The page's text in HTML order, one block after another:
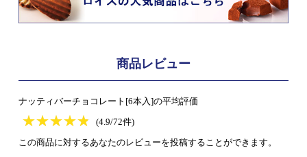
商品レビュー
ナッティバーチョコレート[6本入]の平均評価
★★★★★
★★★★★
(4.9/72件)
この商品に対するあなたのレビューを投稿することができます。